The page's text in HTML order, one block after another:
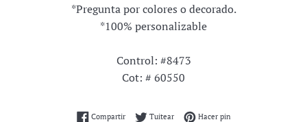
*Pregunta por colores o decorado.
*100% personalizable
Control: #8473
Cot: # 60550
CompartirCompartir en Facebook
TuitearTuitear en Twitter
Hacer pinPinear en Pinterest